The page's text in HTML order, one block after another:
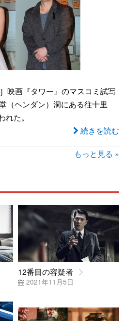
映画『タワー』のマスコミ試写
（ヘンダン）洞にある往十里
れた。
続きを読む
もっと見る »
12番目の容疑者
2021年11月5日